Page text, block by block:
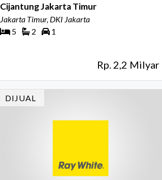
Cijantung Jakarta Timur
Jakarta Timur, DKI Jakarta
5
2 1
Rp. 2,2 Milyar
DIJUAL